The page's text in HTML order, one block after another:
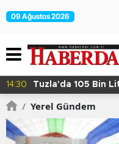
09 Ağustos 2026
14:24 Kartal'da Hayvan
/ Yerel Gündem